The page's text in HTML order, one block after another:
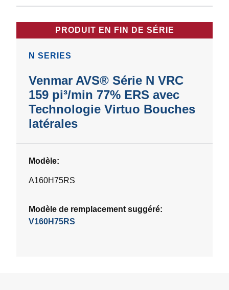
PRODUIT EN FIN DE SÉRIE
N SERIES
Venmar AVS® Série N VRC
159 pi³/min 77% ERS avec
Technologie Virtuo Bouches
latérales
Modèle:
A160H75RS
Modèle de remplacement suggéré:
V160H75RS